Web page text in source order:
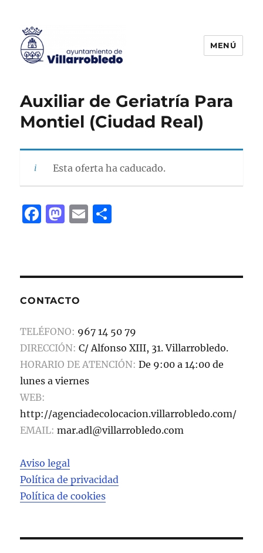
MENÚ
Auxiliar de Geriatría Para
Montiel (Ciudad Real)
Esta oferta ha caducado.
F
e
o
o
k
M
o
o
n
E
l
p
ir
CONTACTO
TELÉFONO: 967 14 50 79
DIRECCIÓN: C/ Alfonso XIII, 31. Villarrobledo.
HORARIO DE ATENCIÓN: De 9:00 a 14:00 de
lunes a viernes
WEB:
http://agenciadecolocacion.villarrobledo.com/
EMAIL: mar.adl@villarrobledo.com
Aviso legal
Política de privacidad
Política de cookies